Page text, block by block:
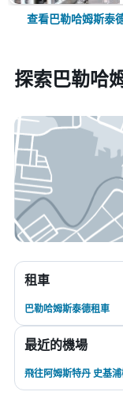
查看巴勒哈姆斯泰
探索巴勒哈
租車
巴勒哈姆斯泰德租車
最近的機場
飛往阿姆斯特丹 史基